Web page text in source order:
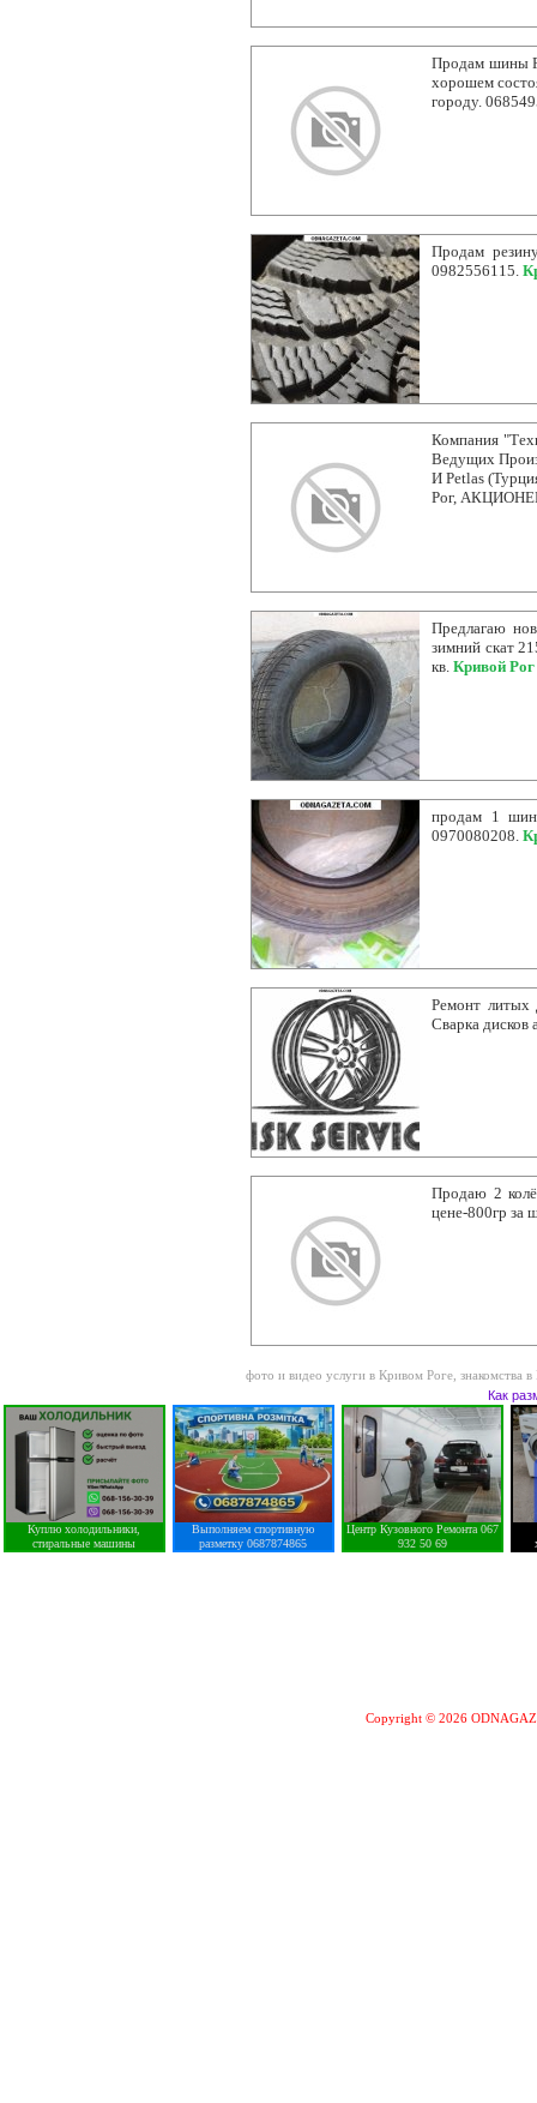
Продам шины
хорошем
городу.
Продам
0982556115.
Компания
Ведущих
И Petlas
Рог,
Предлагаю
зимний скат
кв. Кривой Рог
продам 1
0970080208.
Ремонт литых
Сварка дисков
Продаю 2
цене-800гр за
фото и видео услуги в Кривом Роге знакомства
Как
Куплю холодильники,
стиральные машины
Выполняем спортивную
разметку 0687874865
Центр Кузовного Ремонта 067
932 50 69
Copyright © 2026